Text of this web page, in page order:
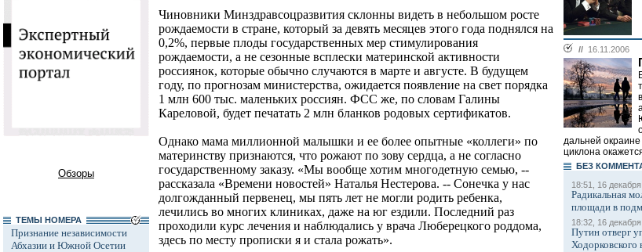
Обзоры
ТЕМЫ НОМЕРА
Признание независимости
Абхазии и Южной Осетии
Чиновники Минздравсоцразвития склонны видеть в небольшом росте
рождаемости в стране, который за девять месяцев этого года поднялся на
0,2%, первые плоды государственных мер стимулирования
рождаемости, а не сезонные всплески материнской активности
россиянок, которые обычно случаются в марте и августе. В будущем
году, по прогнозам министерства, ожидается появление на свет порядка
1 млн 600 тыс. маленьких россиян. ФСС же, по словам Галины
Кареловой, будет печатать 2 млн бланков родовых сертификатов.
Однако мама миллионной малышки и ее более опытные «коллеги» по
материнству признаются, что рожают по зову сердца, а не согласно
государственному заказу. «Мы вообще хотим многодетную семью, --
рассказала «Времени новостей» Наталья Нестерова. -- Сонечка у нас
долгожданный первенец, мы пять лет не могли родить ребенка,
лечились во многих клиниках, даже на юг ездили. Последний раз
проходили курс лечения и наблюдались у врача Люберецкого роддома,
здесь по месту прописки я и стала рожать».
// 16.11.2006
дальней окраине
циклона
БЕЗ
18:51, 16 декабря
Радикальная
площади в
18:32, 16 декабря
Путин отверг
Ходорковского